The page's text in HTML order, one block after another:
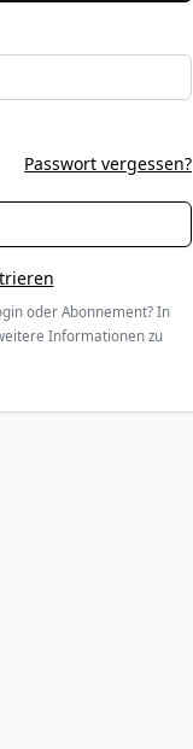
Passwort vergessen?
oder Abonnement? In
Informationen zu